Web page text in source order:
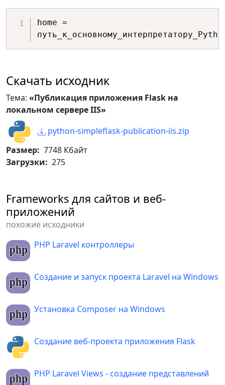
# в файле .log распечатается
значениями.
print("===== Переменнные среды
=====")
for key in
print
( "{0}:
{1}"
format( os key
end="\n")
print
try :
запустится веб-приложение
случайным образом.
# переменной
#PORT =
        PORT
=
except ValueError:
home =
Скачать исходник
Тема: «Публикация приложения Flask на
локальном сервере IIS»
python-simpleflask-publication-iis.zip
Размер: 7748 Кбайт
Загрузки: 275
Frameworks для сайтов и веб-
приложений
похожие исходники
PHP Laravel контроллеры
Создание и запуск проекта Laravel на Windows
Установка Composer на Windows
Создание веб-проекта приложения Flask
PHP Laravel Views - создание представлений